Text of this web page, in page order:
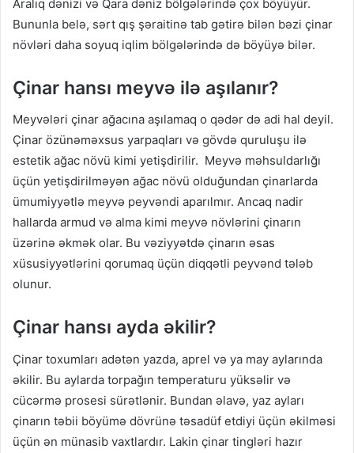
Aralıq dənizi və Qara dəniz bölgələrində çox böyüyür.
Bununla belə, sərt qış şəraitinə tab gətirə bilən bəzi çinar
növləri daha soyuq iqlim bölgələrində də böyüyə bilər.
Çinar hansı meyvə ilə aşılanır?
Meyvələri çinar ağacına aşılamaq o qədər də adi hal deyil.
Çinar özünəməxsus yarpaqları və gövdə quruluşu ilə
estetik ağac növü kimi yetişdirilir. Meyvə məhsuldarlığı
üçün yetişdirilməyən ağac növü olduğundan çinarlarda
ümumiyyətlə meyvə peyvəndi aparılmır. Ancaq nadir
hallarda armud və alma kimi meyvə növlərini çinarın
üzərinə əkmək olar. Bu vəziyyətdə çinarın əsas
xüsusiyyətlərini qorumaq üçün diqqətli peyvənd tələb
olunur.
Çinar hansı ayda əkilir?
Çinar toxumları adətən yazda, aprel və ya may aylarında
əkilir. Bu aylarda torpağın temperaturu yüksəlir və
cücərmə prosesi sürətlənir. Bundan əlavə, yaz ayları
çinarın təbii böyümə dövrünə təsadüf etdiyi üçün əkilməsi
üçün ən münasib vaxtlardır. Lakin çinar tingləri hazır